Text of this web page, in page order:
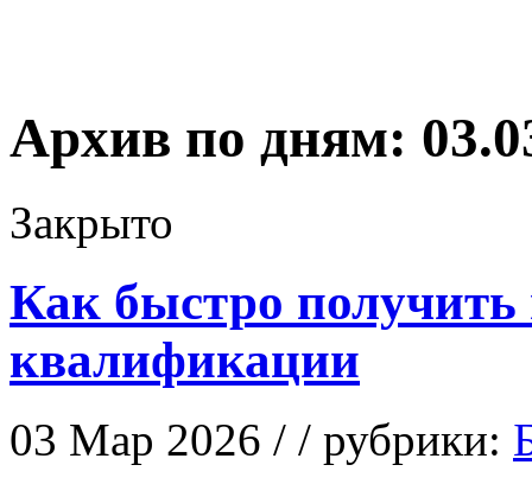
Архив по дням:
Закрыто
Как быстро получить
квалификации
03 Мар 2026 / / рубрики: